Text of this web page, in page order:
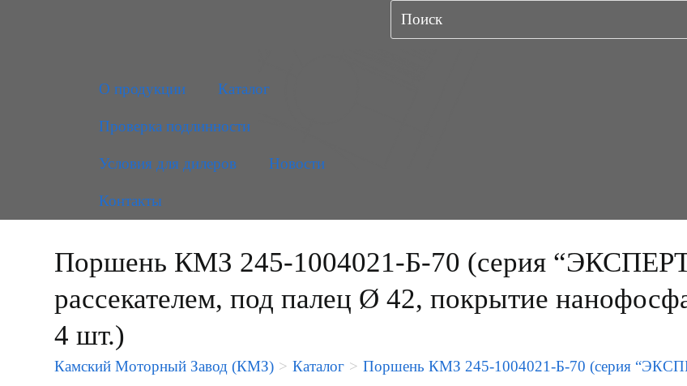
О продукции
Каталог
Проверка подлинности
Условия для дилеров Новости
Контакты
Поршень КМЗ 245-1004021-Б-70 (серия
рассекателем, под палец Ø 42, покрытие
4 шт.)
Камский Моторный Завод (КМЗ) > Каталог > Поршень КМЗ 245-1004021-Б-70 (серия